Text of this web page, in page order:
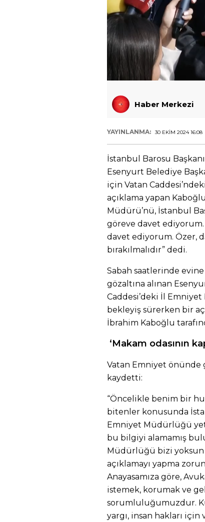
Haber Merkezi
YAYINLANMA: 30 EKIM 2024 16:08
İstanbul Barosu
Esenyurt Belediye
için Vatan
açıklama yapan
Müdürü’nü, İstanbul
göreve davet
davet ediyorum. Özer,
bırakılmalıdır” dedi.
Sabah saatlerinde evine
gözaltına alınan
Caddesi’deki İl
bekleyiş sürerken bir
İbrahim Kaboğlu
‘Makam odasının
Vatan Emniyet önünde
kaydetti:
“Öncelikle benim bir
bitenler konusunda
Emniyet Müdürlüğü
bu bilgiyi alamamış
Müdürlüğü bizi yoksun
açıklamayı yapma
Anayasamıza göre,
istemek, korumak ve
sorumluluğumuzdur.
yargı, insan hakları için